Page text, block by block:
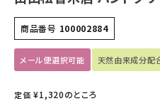
フェムケア
インナー・下着・ナイトウェア
商品番号 100002884
メール便選択可能 天然由来成分配
定価 ¥1,320のところ